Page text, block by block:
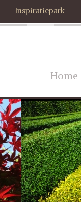
Inspiratiepark
Home